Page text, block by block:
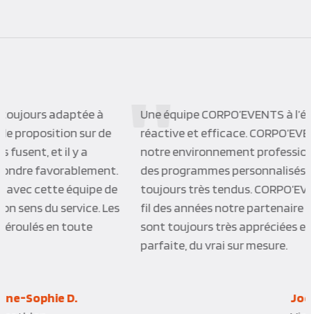
Une équipe CORPO’EVENTS à l’écoute de ses clients,
réactive et efficace. CORPO’EVENTS a su s’adapter à
notre environnement professionnel et nous proposer
des programmes personnalisés dans des délais
toujours très tendus. CORPO’EVENTS est devenu au
fil des années notre partenaire privilégié, les activités
sont toujours très appréciées et l’organisation
parfaite, du vrai sur mesure.